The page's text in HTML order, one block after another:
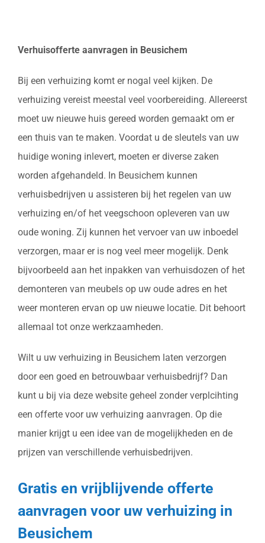
Verhuisofferte aanvragen in Beusichem
Bij een verhuizing komt er nogal veel kijken. De
verhuizing vereist meestal veel voorbereiding. Allereerst
moet uw nieuwe huis gereed worden gemaakt om er
een thuis van te maken. Voordat u de sleutels van uw
huidige woning inlevert, moeten er diverse zaken
worden afgehandeld. In Beusichem kunnen
verhuisbedrijven u assisteren bij het regelen van uw
verhuizing en/of het veegschoon opleveren van uw
oude woning. Zij kunnen het vervoer van uw inboedel
verzorgen, maar er is nog veel meer mogelijk. Denk
bijvoorbeeld aan het inpakken van verhuisdozen of het
demonteren van meubels op uw oude adres en het
weer monteren ervan op uw nieuwe locatie. Dit behoort
allemaal tot onze werkzaamheden.
Wilt u uw verhuizing in Beusichem laten verzorgen
door een goed en betrouwbaar verhuisbedrijf? Dan
kunt u bij via deze website geheel zonder verplcihting
een offerte voor uw verhuizing aanvragen. Op die
manier krijgt u een idee van de mogelijkheden en de
prijzen van verschillende verhuisbedrijven.
Gratis en vrijblijvende offerte
aanvragen voor uw verhuizing in
Beusichem